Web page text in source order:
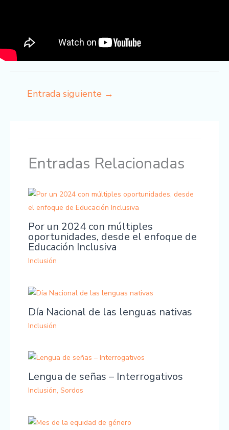
Entrada siguiente →
Entradas Relacionadas
Por un 2024 con múltiples
oportunidades, desde el enfoque de
Educación Inclusiva
Inclusión
Día Nacional de las lenguas nativas
Inclusión
Lengua de señas – Interrogativos
Inclusión, Sordos